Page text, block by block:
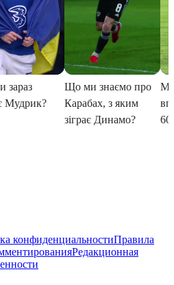
конфиденциальностиПравила
Редакционная